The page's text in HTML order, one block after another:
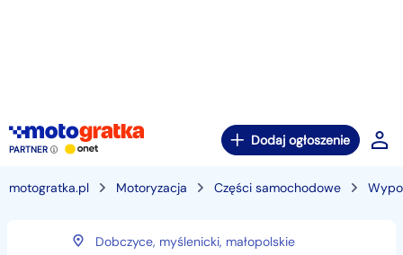
PARTNER
Dodaj ogłoszenie
motogratka.pl Motoryzacja Części samochodowe
Dobczyce, myślenicki, małopolskie